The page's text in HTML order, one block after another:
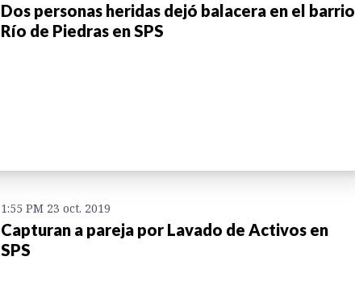
Dos personas heridas dejó balacera en el barrio
Río de Piedras en SPS
1:55 PM 23 oct. 2019
Capturan a pareja por Lavado de Activos en
SPS